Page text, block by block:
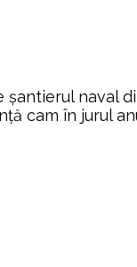
naval
cam în jurul